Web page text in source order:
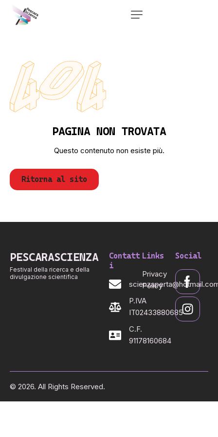
PAGINA NON TROVATA
Questo contenuto non esiste più.
Ritorna al sito
PESCARASCIENZA
Festival della ricerca e della
divulgazione scientifica
Contatt
i
P.IVA
IT02433880685
C.F.
91178160684
Links
Privacy
Policy
Social
© 2026. All Rights Reserved.